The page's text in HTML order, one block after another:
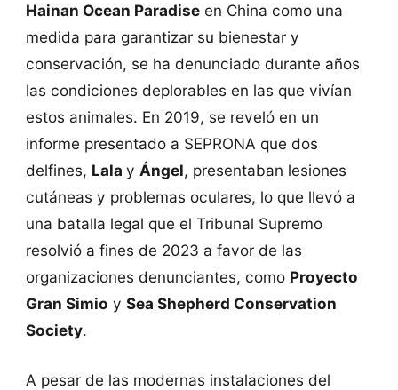
Hainan Ocean Paradiseen China como una
medida para garantizar su bienestar y
conservación, se ha denunciado durante años
las condiciones deplorables en las que vivían
estos animales. En 2019, se reveló en un
informe presentado a SEPRONA que dos
delfines, Lala y Ángel, presentaban lesiones
cutáneas y problemas oculares, lo que llevó a
una batalla legal que el Tribunal Supremo
resolvió a fines de 2023 a favor de las
organizaciones denunciantes, como Proyecto
Gran Simio y Sea Shepherd Conservation
Society.
A pesar de las modernas instalaciones del